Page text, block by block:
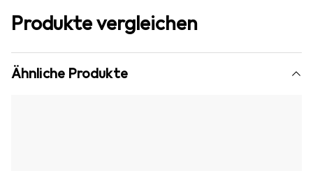
Produkte vergleichen
Ähnliche Produkte